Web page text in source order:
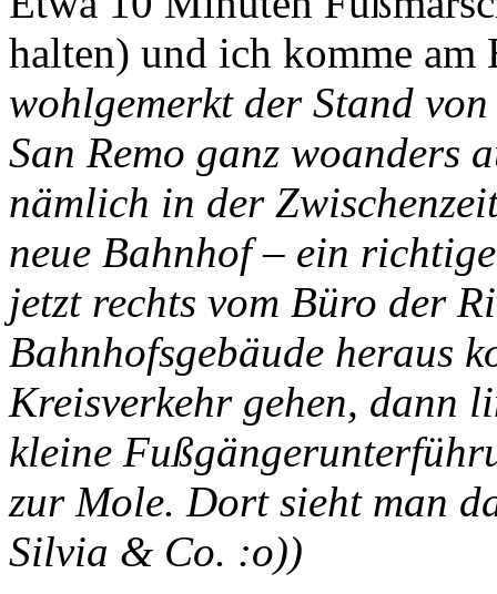
halten) und ich komme
wohlgemerkt der Stand
San Remo ganz woanders
nämlich in der
neue Bahnhof – ein
jetzt rechts vom Büro der
Bahnhofsgebäude heraus
Kreisverkehr gehen, dann
kleine
zur Mole. Dort sieht man
Silvia & Co. :o))